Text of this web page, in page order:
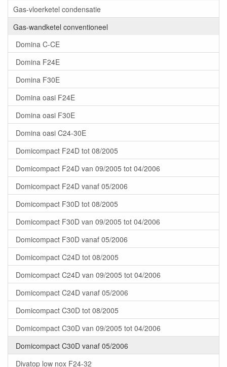
Gas-vloerketel condensatie
Gas-wandketel conventioneel
Domina C-CE
Domina F24E
Domina F30E
Domina oasi F24E
Domina oasi F30E
Domina oasi C24-30E
Domicompact F24D tot 08/2005
Domicompact F24D van 09/2005 tot 04/2006
Domicompact F24D vanaf 05/2006
Domicompact F30D tot 08/2005
Domicompact F30D van 09/2005 tot 04/2006
Domicompact F30D vanaf 05/2006
Domicompact C24D tot 08/2005
Domicompact C24D van 09/2005 tot 04/2006
Domicompact C24D vanaf 05/2006
Domicompact C30D tot 08/2005
Domicompact C30D van 09/2005 tot 04/2006
Domicompact C30D vanaf 05/2006
Divatop low nox F24-32